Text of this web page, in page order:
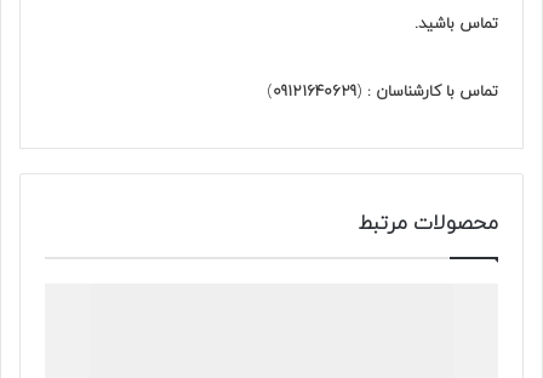
تماس باشید.
تماس با کارشناسان : (
09121640629
)
محصولات مرتبط